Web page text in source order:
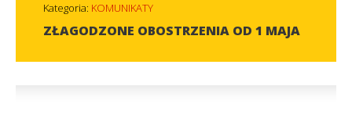
Kategoria: KOMUNIKATY
ZŁAGODZONE OBOSTRZENIA OD 1 MAJA